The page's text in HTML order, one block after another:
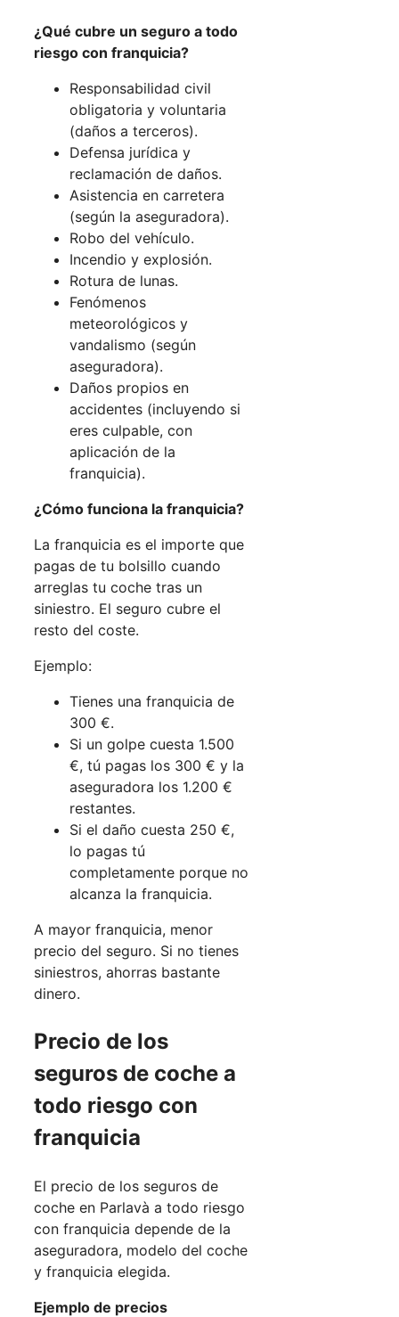
¿Qué cubre un seguro a todo
riesgo con franquicia?
Responsabilidad civil
obligatoria y voluntaria
(daños a terceros).
Defensa jurídica y
reclamación de daños.
Asistencia en carretera
(según la aseguradora).
Robo del vehículo.
Incendio y explosión.
Rotura de lunas.
Fenómenos
meteorológicos y
vandalismo (según
aseguradora).
Daños propios en
accidentes (incluyendo si
eres culpable, con
aplicación de la
franquicia).
¿Cómo funciona la franquicia?
La franquicia es el importe que
pagas de tu bolsillo cuando
arreglas tu coche tras un
siniestro. El seguro cubre el
resto del coste.
Ejemplo:
Tienes una franquicia de
300 €.
Si un golpe cuesta 1.500
€, tú pagas los 300 € y la
aseguradora los 1.200 €
restantes.
Si el daño cuesta 250 €,
lo pagas tú
completamente porque no
alcanza la franquicia.
A mayor franquicia, menor
precio del seguro. Si no tienes
siniestros, ahorras bastante
dinero.
Precio de los
seguros de coche a
todo riesgo con
franquicia
El precio de los seguros de
coche en Parlavà a todo riesgo
con franquicia depende de la
aseguradora, modelo del coche
y franquicia elegida.
Ejemplo de precios